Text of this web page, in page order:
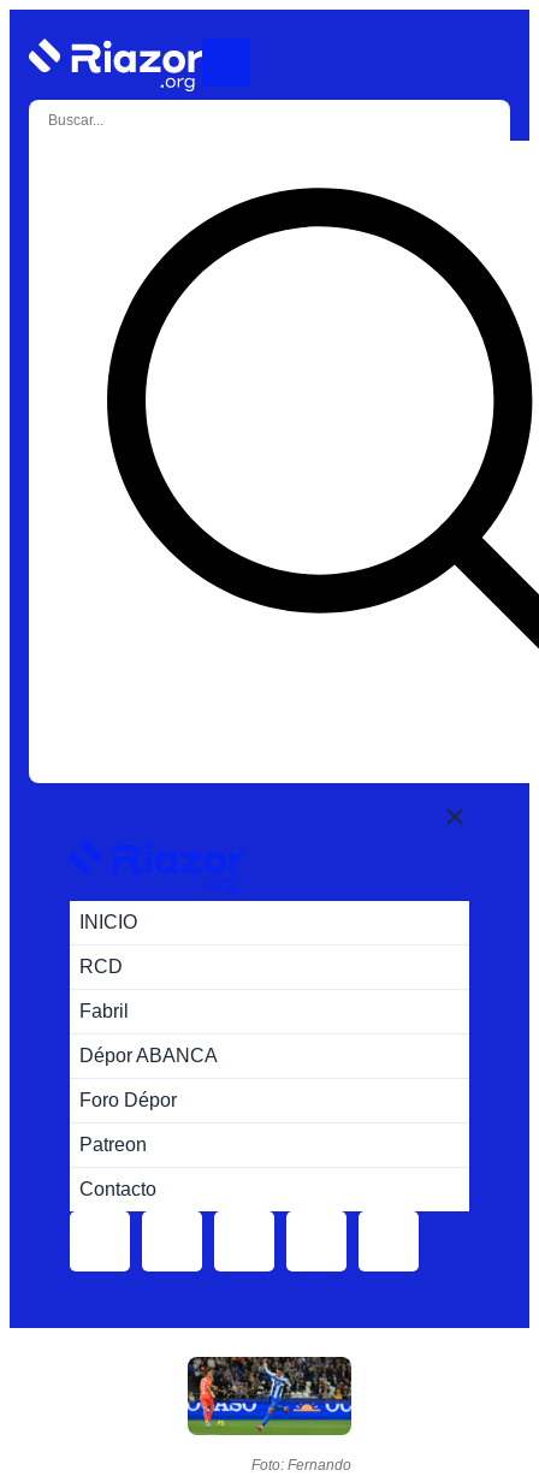
INICIO
RCD
Fabril
Dépor ABANCA
Foro Dépor
Patreon
Contacto
Foto: Fernando